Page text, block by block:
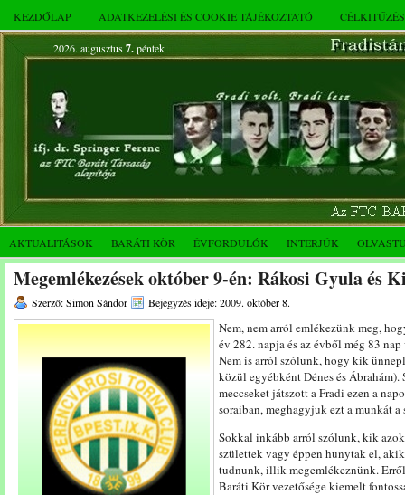
KEZDŐLAP ADATKEZELÉSI ÉS COOKIE TÁJÉKOZTATÓ
2026. augusztus 7.péntek
AKTUALITÁSOK BARÁTI KÖR ÉVFORDULÓK INTERJÚK
Megemlékezések október 9-én: Rákosi Gyula és
Szerző: Simon Sándor Bejegyzés ideje: 2009. október 8.
Nem, nem arról emlékezünk meg,
év 282. napja és az évből még 83
Nem is arról szólunk, hogy kik
közül egyébként Dénes és
meccseket játszott a Fradi ezen a
soraiban, meghagyjuk ezt a munkát
Sokkal inkább arról szólunk, kik
születtek vagy éppen hunytak el,
tudnunk, illik megemlékeznünk.
Baráti Kör vezetősége kiemelt